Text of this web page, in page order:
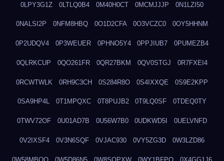
0LPY3G1Z 0LTLQ0B4 0M40H0CT 0MCMJJJP 0N1LZI50
0NALSI2P 0NFM8HBQ 0O1D2CFA 0O3VCZC0 0OY5HHNM
0P2UDQV4 0P3WEUER 0PHNO5Y4 0PPJIUB7 0PUMEZB4
0QLRKCUP 0QO261FR 0QR27BKM 0QV0STGJ 0R7FXEI4
0RCWTWLK 0RH9C3CH 0S284R8O 0S4IXXQE 0S9E2KPP
0SA9HP4L 0T1MPQXC 0T8PUJB2 0T9LQ0SF 0TDEQ0TY
0TWV72OF 0U01AD7B 0U56W7B0 0UDKWD5I 0UELVNFD
0V2IXSF4 0V3N6SQF 0VJAC930 0VY5ZG3D 0W3LZD86